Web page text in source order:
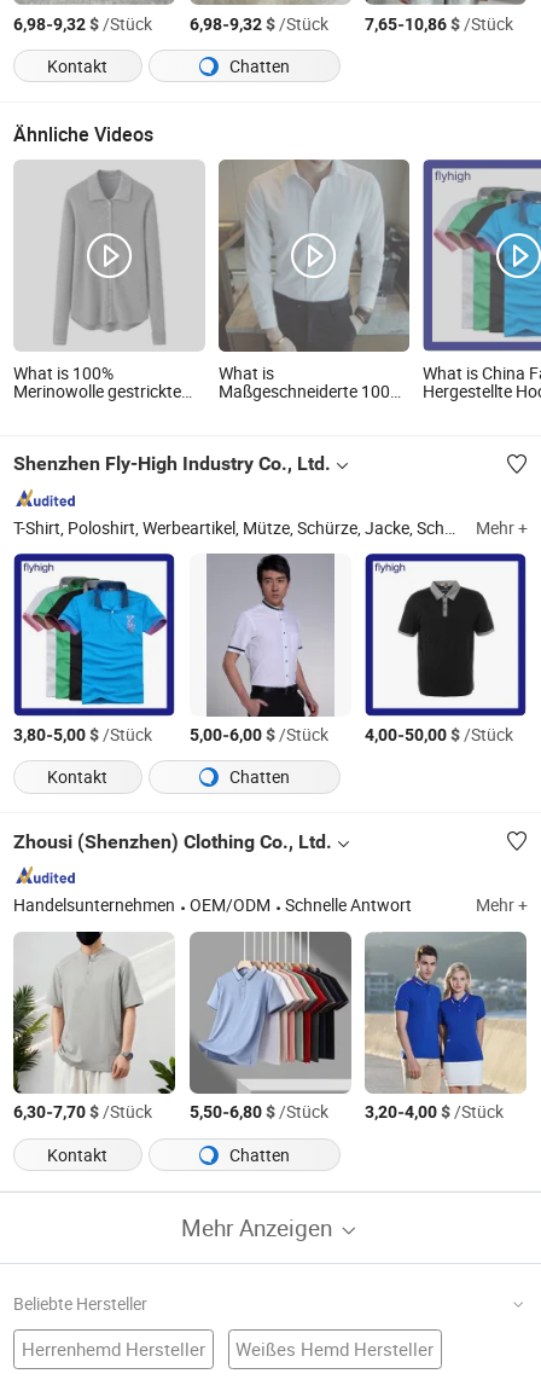
6,98-9,32$/Stück 6,98-9,32$/Stück 7,65-10,86$/Stück
Kontakt
Chatten
Ähnliche Videos
What is 100%
Merinowolle gestrickte
What is
Maßgeschneiderte 100%
Formal Flanell Business
What is China
Hergestellte
Shenzhen Fly-High Industry Co., Ltd.
T-Shirt, Poloshirt, Werbeartikel, Mütze, Schürze, Jacke, Schal, Trägershirt, Handtuch, Hut Mehr +
3,80-5,00$/Stück 5,00-6,00$/Stück 4,00-50,00$/Stück
Kontakt
Chatten
Zhousi (Shenzhen) Clothing Co., Ltd.
Handelsunternehmen OEM/ODM Schnelle Antwort Mehr +
6,30-7,70$/Stück 5,50-6,80$/Stück 3,20-4,00$/Stück
Kontakt
Chatten
Mehr Anzeigen
Beliebte Hersteller
Herrenhemd Hersteller Weißes Hemd Hersteller